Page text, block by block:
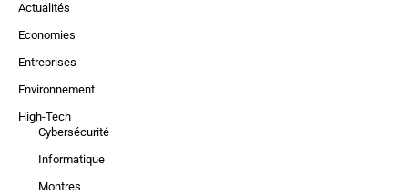
Actualités
Economies
Entreprises
Environnement
High-Tech
Cybersécurité
Informatique
Montres